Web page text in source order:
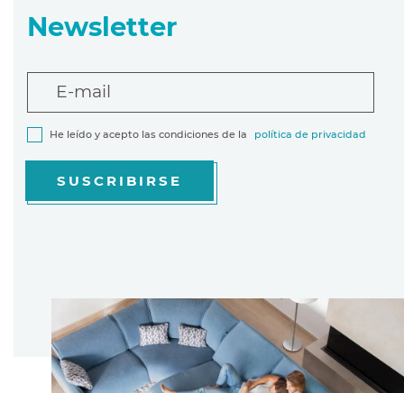
Newsletter
E-mail
He leído y acepto las condiciones de la política de privacidad
SUSCRIBIRSE